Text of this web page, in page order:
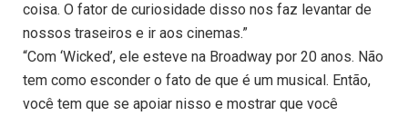
coisa. O fator de curiosidade disso nos faz levantar de
nossos traseiros e ir aos cinemas.”
“Com ‘Wicked’, ele esteve na Broadway por 20 anos. Não
tem como esconder o fato de que é um musical. Então,
você tem que se apoiar nisso e mostrar que você